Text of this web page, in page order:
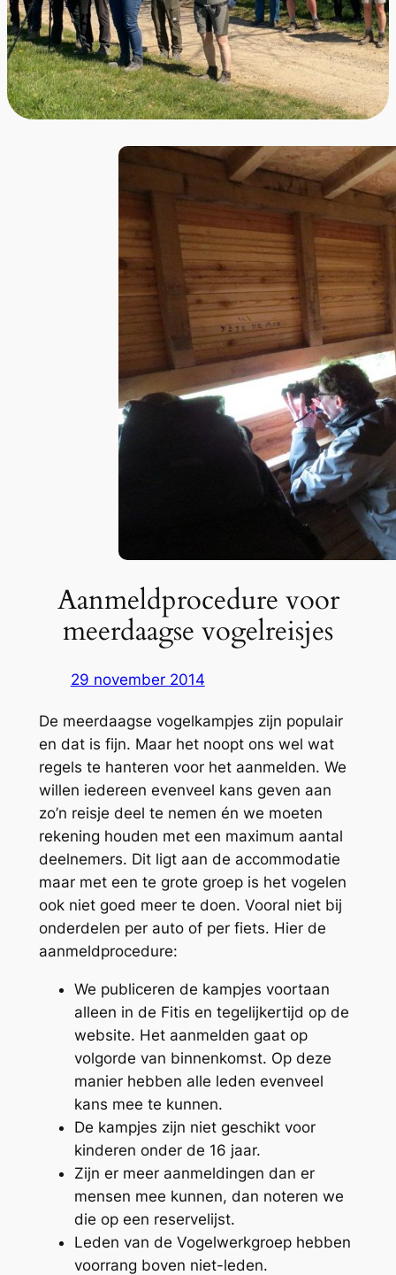
Aanmeldprocedure voor
meerdaagse vogelreisjes
29 november 2014
De meerdaagse vogelkampjes zijn populair
en dat is fijn. Maar het noopt ons wel wat
regels te hanteren voor het aanmelden. We
willen iedereen evenveel kans geven aan
zo’n reisje deel te nemen én we moeten
rekening houden met een maximum aantal
deelnemers. Dit ligt aan de accommodatie
maar met een te grote groep is het vogelen
ook niet goed meer te doen. Vooral niet bij
onderdelen per auto of per fiets. Hier de
aanmeldprocedure:
We publiceren de kampjes voortaan
alleen in de Fitis en tegelijkertijd op de
website. Het aanmelden gaat op
volgorde van binnenkomst. Op deze
manier hebben alle leden evenveel
kans mee te kunnen.
De kampjes zijn niet geschikt voor
kinderen onder de 16 jaar.
Zijn er meer aanmeldingen dan er
mensen mee kunnen, dan noteren we
die op een reservelijst.
Leden van de Vogelwerkgroep hebben
voorrang boven niet-leden.